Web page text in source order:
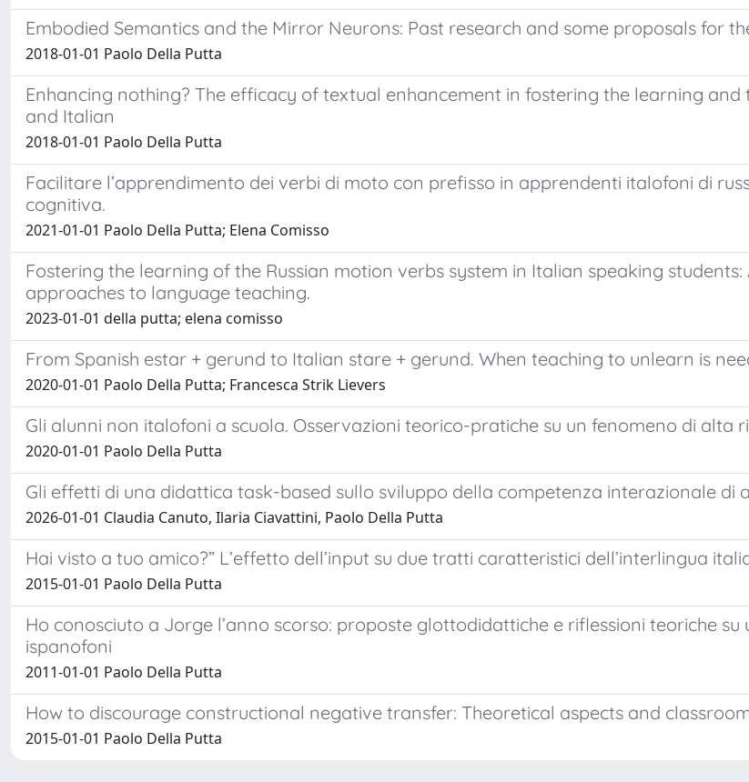
Embodied Semantics and the Mirror Neurons: Past research and some proposals for
2018-01-01 Paolo Della Putta
Enhancing nothing? The efficacy of textual enhancement in fostering the learning
and Italian
2018-01-01 Paolo Della Putta
Facilitare l’apprendimento dei verbi di moto con prefisso in apprendenti italofoni di
cognitiva.
2021-01-01 Paolo Della Putta; Elena Comisso
Fostering the learning of the Russian motion verbs system in Italian speaking
approaches to language teaching.
2023-01-01 della putta; elena comisso
From Spanish estar + gerund to Italian stare + gerund. When teaching to unlearn is
2020-01-01 Paolo Della Putta; Francesca Strik Lievers
Gli alunni non italofoni a scuola. Osservazioni teorico-pratiche su un fenomeno di alta
2020-01-01 Paolo Della Putta
Gli effetti di una didattica task-based sullo sviluppo della competenza interazionale di
2026-01-01 Claudia Canuto, Ilaria Ciavattini, Paolo Della Putta
Hai visto a tuo amico?” L’effetto dell’input su due tratti caratteristici dell’interlingua
2015-01-01 Paolo Della Putta
Ho conosciuto a Jorge l’anno scorso: proposte glottodidattiche e riflessioni teoriche
ispanofoni
2011-01-01 Paolo Della Putta
How to discourage constructional negative transfer: Theoretical aspects and
2015-01-01 Paolo Della Putta